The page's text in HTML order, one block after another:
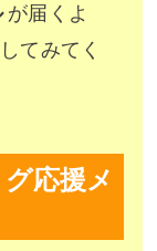
が届くよ
てみてく
応援メ